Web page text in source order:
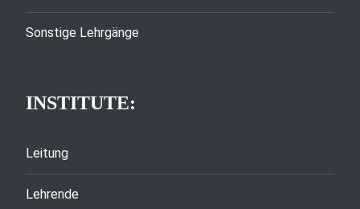
Sonstige Lehrgänge
INSTITUTE:
Leitung
Lehrende